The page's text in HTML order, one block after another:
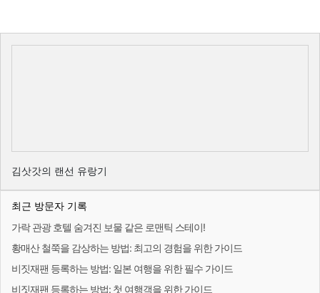
김삿갓의 랜선 유랑기
최근 방문자 기록
가락 관광 호텔 숨겨진 보물 같은 로맨틱 스테이!
황매산 철쭉을 감상하는 방법: 최고의 경험을 위한 가이드
비짓재팬 등록하는 방법: 일본 여행을 위한 필수 가이드
비짓재팬 등록하는 방법: 첫 여행객을 위한 가이드